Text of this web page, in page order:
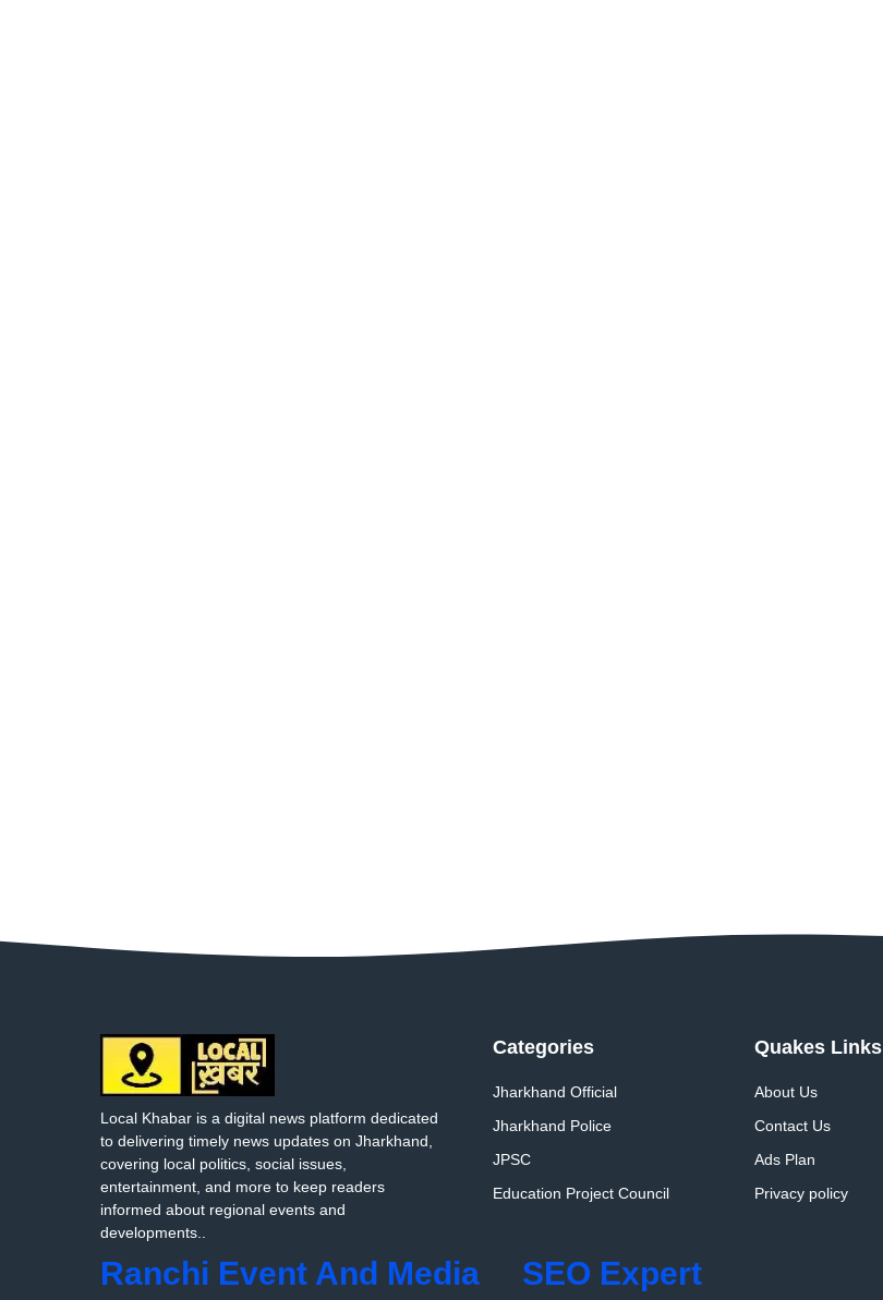
Local Khabar is a digital news platform dedicated
to delivering timely news updates on Jharkhand,
covering local politics, social issues,
entertainment, and more to keep readers
informed about regional events and
developments..
Categories
Jharkhand Official
Jharkhand Police
JPSC
Education Project Council
Quakes Links
About Us
Contact Us
Ads Plan
Privacy policy
Ranchi Event And Media
SEO Expert